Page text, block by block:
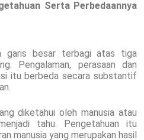
Serta Perbedaannya
garis besar terbagi atas tiga
Pengalaman, perasaan dan
itu berbeda secara substantif
diketahui oleh manusia atau
tahu. Pengetahuan itu
manusia yang merupakan hasil